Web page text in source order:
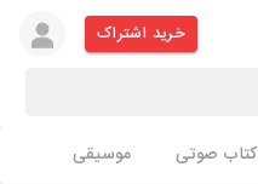
خرید اشتراک
کتاب صوتی موسیقی